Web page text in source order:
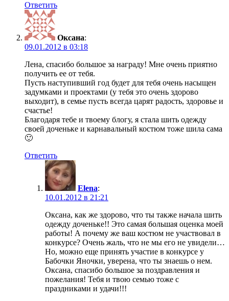
Ответить
Оксана:
09.01.2012 в 03:18
Лена, спасибо большое за награду! Мне очень приятно
получить ее от тебя.
Пусть наступивший год будет для тебя очень насыщен
задумками и проектами (у тебя это очень здорово
выходит), в семье пусть всегда царят радость, здоровье и
счастье!
Благодаря тебе и твоему блогу, я стала шить одежду
своей доченьке и карнавальный костюм тоже шила сама
🙂
Ответить
Elena:
10.01.2012 в 21:21
Оксана, как же здорово, что ты также начала шить
одежду доченьке!! Это самая большая оценка моей
работы! А почему же ваш костюм не участвовал в
конкурсе? Очень жаль, что не мы его не увидели…
Но, можно еще принять участие в конкурсе у
Бабочки Яночки, уверена, что ты знаешь о нем.
Оксана, спасибо большое за поздравления и
пожелания! Тебя и твою семью тоже с
праздниками и удачи!!!